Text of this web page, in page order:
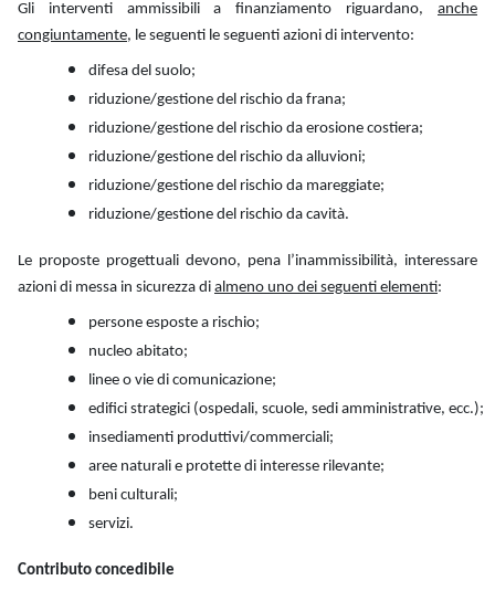
Gli interventi ammissibili a finanziamento riguardano, anche
congiuntamente, le seguenti le seguenti azioni di intervento:
difesa del suolo;
riduzione/gestione del rischio da frana;
riduzione/gestione del rischio da erosione costiera;
riduzione/gestione del rischio da alluvioni;
riduzione/gestione del rischio da mareggiate;
riduzione/gestione del rischio da cavità.
Le proposte progettuali devono, pena l’inammissibilità, interessare
azioni di messa in sicurezza di almeno uno dei seguenti elementi:
persone esposte a rischio;
nucleo abitato;
linee o vie di comunicazione;
edifici strategici (ospedali, scuole, sedi amministrative, ecc.);
insediamenti produttivi/commerciali;
aree naturali e protette di interesse rilevante;
beni culturali;
servizi.
Contributo concedibile